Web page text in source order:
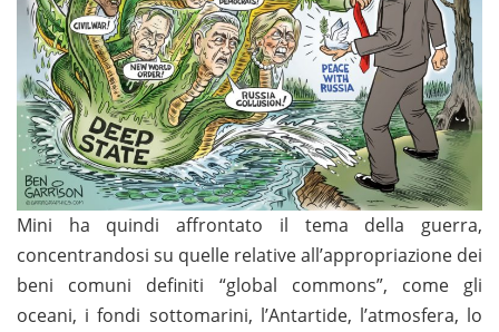
Mini ha quindi affrontato il tema della guerra,
concentrandosi su quelle relative all’appropriazione dei
beni comuni definiti “global commons”, come gli
oceani, i fondi sottomarini, l’Antartide, l’atmosfera, lo